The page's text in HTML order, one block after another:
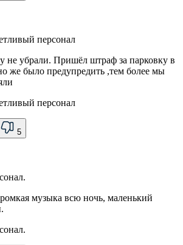
персонал
не убрали. Пришёл штраф за парковку в
же было предупредить ,тем более мы
персонал
5
музыка всю ночь, маленький